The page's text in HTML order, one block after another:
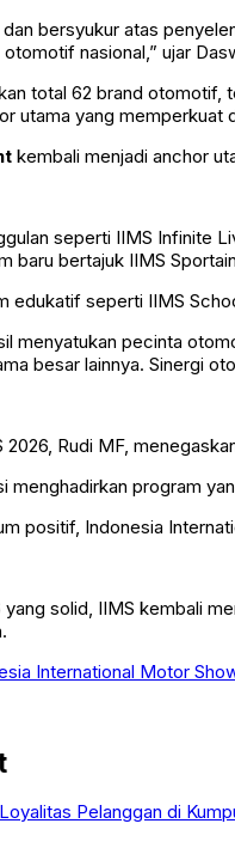
bersyukur atas
nasional,” ujar
total 62 brand otomotif,
utama yang memperkuat
kembali menjadi anchor
seperti IIMS Infinite
baru bertajuk IIMS
edukatif seperti IIMS
menyatukan pecinta
besar lainnya. Sinergi
Rudi MF,
menghadirkan program
positif, Indonesia
yang solid, IIMS kembali
International Motor